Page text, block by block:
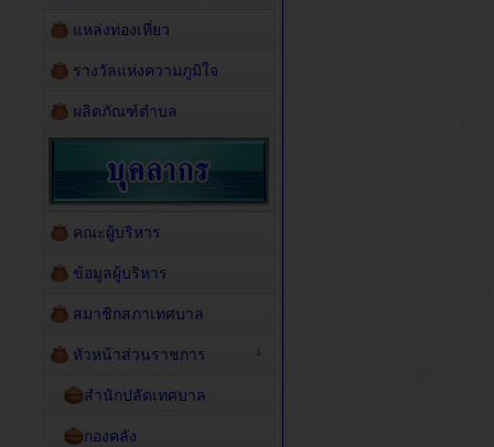
แหล่งท่องเที่ยว
รางวัลแห่งความภูมิใจ
ผลิตภัณฑ์ตำบล
คณะผู้บริหาร
ข้อมูลผู้บริหาร
สมาชิกสภาเทศบาล
หัวหน้าส่วนราชการ
สำนักปลัดเทศบาล
กองคลัง